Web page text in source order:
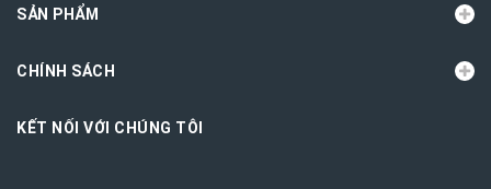
SẢN PHẨM
CHÍNH SÁCH
KẾT NỐI VỚI CHÚNG TÔI